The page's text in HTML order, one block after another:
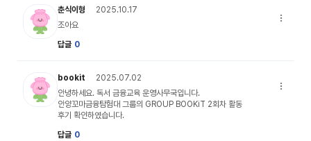
복주 캐릭터 이미지
춘식이형
2025.10.17
조아요
답글 0
댓글 옵
복주 캐릭터 이미지
bookit
2025.07.02
안녕하세요. 독서 금융교육 운영사무국입니다.
안양꼬마금융탐험대 그룹의 GROUP BOOKiT 2회차 활동
후기 확인하였습니다.
답글 0
댓글 옵